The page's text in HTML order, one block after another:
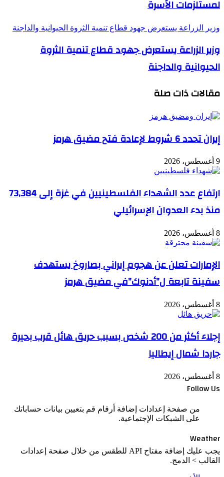
لمستلزمات الأسرة
وزير الزراعة يستعرض جهود قطاع تنمية الثروة الحيوانية والداجنة
وزير الزراعة يستعرض جهود قطاع تنمية الثروة
الحيوانية والداجنة
مقالات ذات صلة
إيران تحدد 6 شروط لإعادة فتح مضيق هرمز
9 أغسطس، 2026
ارتفاع عدد الشهداء الفلسطينيين في غزة إلى 73,384
منذ بدء العدوان الإسرائيلي
8 أغسطس، 2026
الإمارات تعلن عن هجوم إيراني بصاروخ يستهدف
سفينة تابعة ل”أدنوك”في مضيق هرمز
8 أغسطس، 2026
إجلاء أكثر من 200 شخص بسبب حريق هائل قرب بحيرة
جاردا شمال إيطاليا
8 أغسطس، 2026
Follow Us
من صفحة إعدادات إضافة أرقام قم بتعيين بيانات حساباتك
على الشبكات الإجتماعية.
Weather
يجب عليك إضافة مفتاح API للطقس من خلال صفحة إعدادات
القالب > الدمج.